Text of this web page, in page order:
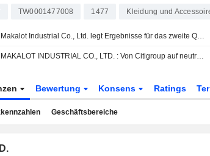
TW0001477008 1477 Kleidung und
Makalot Industrial Co., Ltd. legt Ergebnisse für das zweite Quartal und die ersten sechs Monate bis zum 30. Juni 2026 vor
MAKALOT INDUSTRIAL CO., LTD. : Von Citigroup auf neutral herabgestuft
Bewertung Konsens Ratings
Geschäftsbereiche